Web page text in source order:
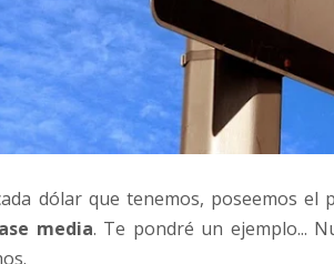
dólar que tenemos, poseemos
media. Te pondré un ejemplo...